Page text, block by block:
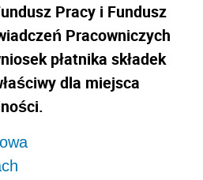
Pracy i Fundusz
Pracowniczych
płatnika składek
dla miejsca